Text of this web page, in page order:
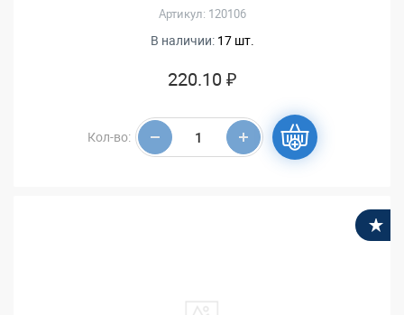
Артикул: 120106
В наличии: 17 шт.
220.10 ₽
Кол-во: